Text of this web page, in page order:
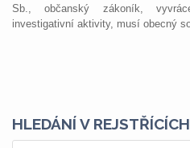
Sb., občanský zákoník,
investigativní aktivity, musí obecný
HLEDÁNÍ V REJSTŘÍCÍCH